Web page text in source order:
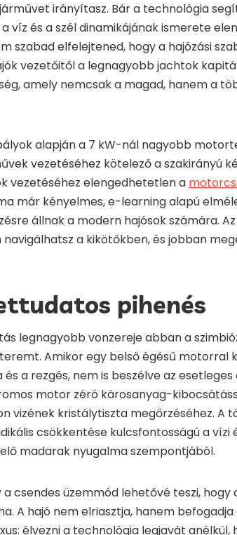
irányítasz. Bár a technológia
víz és a szél dinamikájának ismerete
szabad elfelejtened, hogy a hajózási
vezetőitől a legnagyobb jachtok
amely nemcsak a magad, hanem a
alapján a 7 kW-nál nagyobb
vezetéséhez kötelező a szakirányú
vezetéséhez elengedhetetlen a
már kényelmes, e-learning alapú
állnak a modern hajósok számára.
a kikötőkben, és jobban
pihenés
legnagyobb vonzereje abban a
Amikor egy belső égésű motorral
a rezgés, nem is beszélve az
motor zéró károsanyag-
vizének kristálytiszta megőrzéséhez. A
csökkentése kulcsfontosságú a vízi
madarak nyugalma szempontjából.
a csendes üzemmód lehetővé teszi,
A hajó nem elriasztja, hanem
élvezni a technológia legjavát